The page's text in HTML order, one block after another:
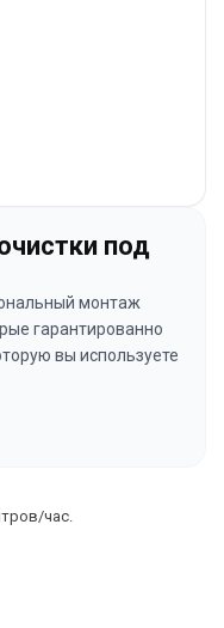
под
монтаж
гарантированно
вы используете
час.